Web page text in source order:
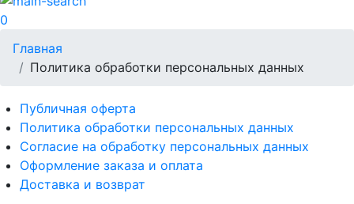
0
Главная
Политика обработки персональных данных
Публичная оферта
Политика обработки персональных данных
Согласие на обработку персональных данных
Оформление заказа и оплата
Доставка и возврат